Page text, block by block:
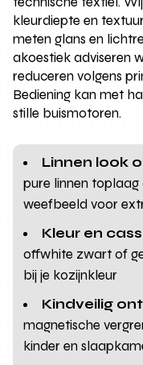
kleurdiepte en
meten glans en
akoestiek adviseren
reduceren volgens
Bediening kan met
stille buismotoren.
Linnen look
pure linnen
weefbeeld voor
Kleur en
offwhite zwart of
bij je kozijnkleur
Kindveilig
magnetische
kinder en